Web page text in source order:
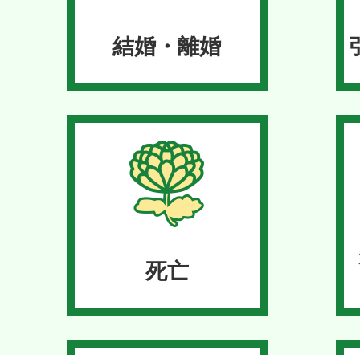
用・一般事務職）
2026年07月14日
ペットの重症熱性血小板
（SFTS）に注意しましょ
第40回青龍祭作業報告(令
結婚・離婚
死亡